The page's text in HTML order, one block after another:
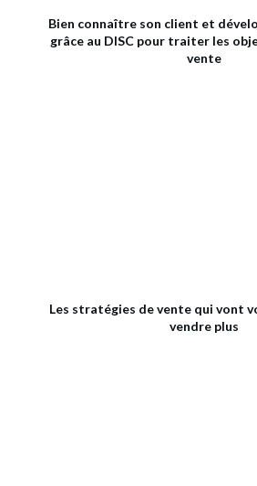
Bien connaître son client et
grâce au DISC pour traiter les
vente
Les stratégies de vente qui vont
vendre plus